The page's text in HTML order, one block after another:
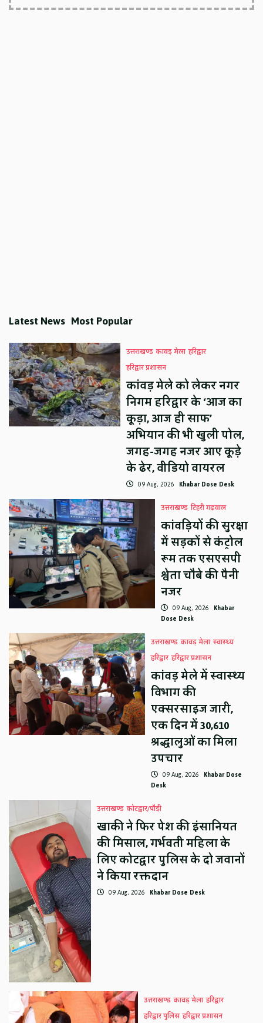
Latest News Most Popular
उत्तराखण्ड कावड़ मेला हरिद्वार
हरिद्वार प्रशासन
कांवड़ मेले को लेकर नगर
निगम हरिद्वार के ‘आज का
कूड़ा, आज ही साफ’
अभियान की भी खुली पोल,
जगह-जगह नजर आए कूड़े
के ढेर, वीडियो वायरल
09 Aug, 2026 Khabar Dose Desk
उत्तराखण्ड टिहरी गढ़वाल
कांवड़ियों की सुरक्षा
में सड़कों से कंट्रोल
रूम तक एसएसपी
श्वेता चौबे की पैनी
नजर
09 Aug, 2026 Khabar
Dose Desk
उत्तराखण्ड कावड़ मेला स्वास्थ्य
हरिद्वार हरिद्वार प्रशासन
कांवड़ मेले में स्वास्थ्य
विभाग की
एक्सरसाइज जारी,
एक दिन में 30,610
श्रद्धालुओं का मिला
उपचार
09 Aug, 2026 Khabar Dose
Desk
उत्तराखण्ड कोटद्वार/पौड़ी
खाकी ने फिर पेश की इंसानियत
की मिसाल, गर्भवती महिला के
लिए कोटद्वार पुलिस के दो जवानों
ने किया रक्तदान
09 Aug, 2026 Khabar Dose Desk
उत्तराखण्ड कावड़ मेला हरिद्वार
हरिद्वार पुलिस हरिद्वार प्रशासन